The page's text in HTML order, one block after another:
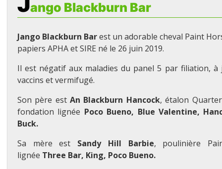
ango Blackburn Bar
Jango Blackburn Barest un adorable cheval Paint
papiers APHA et SIRE né le 26 juin 2019.
Il est négatif aux maladies du panel 5 par filiation, à
vaccins et vermifugé.
Son père estAn Blackburn Hancock, étalon
fondation lignée Poco Bueno, Blue Valentine,
Buck.
Sa mère est Sandy Hill Barbie, poulinière
lignée Three Bar, King, Poco Bueno.